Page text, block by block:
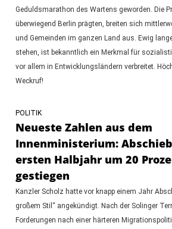
Geduldsmarathon des Wartens geworden. Die
überwiegend Berlin prägten, breiten sich
und Gemeinden im ganzen Land aus. Ewig
stehen, ist bekanntlich ein Merkmal für
vor allem in Entwicklungsländern verbreitet.
Weckruf!
POLITIK
Neueste Zahlen aus dem
Innenministerium:
ersten Halbjahr um 20
gestiegen
Kanzler Scholz hatte vor knapp einem Jahr
großem Stil“ angekündigt. Nach der Solinger
Forderungen nach einer härteren